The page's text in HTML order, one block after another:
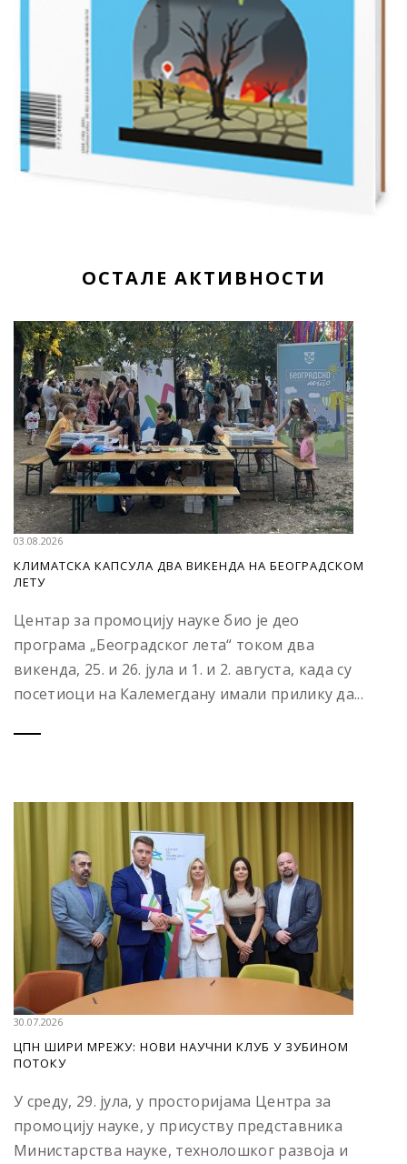
ОСТАЛЕ АКТИВНОСТИ
03.08.2026
КЛИМАТСКА КАПСУЛА ДВА ВИКЕНДА НА БЕОГРАДСКОМ
ЛЕТУ
Центар за промоцију науке био је део
програма „Београдског лета“ током два
викенда, 25. и 26. јула и 1. и 2. августа, када су
посетиоци на Калемегдану имали прилику да...
30.07.2026
ЦПН ШИРИ МРЕЖУ: НОВИ НАУЧНИ КЛУБ У ЗУБИНОМ
ПОТОКУ
У среду, 29. јула, у просторијама Центра за
промоцију науке, у присуству представника
Министарства науке, технолошког развоја и